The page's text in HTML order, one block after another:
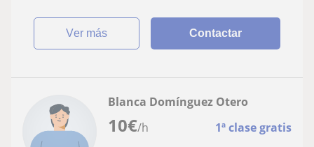
ver más Contactar
10€/h 1ª clase gratis
Blanca Domínguez Otero